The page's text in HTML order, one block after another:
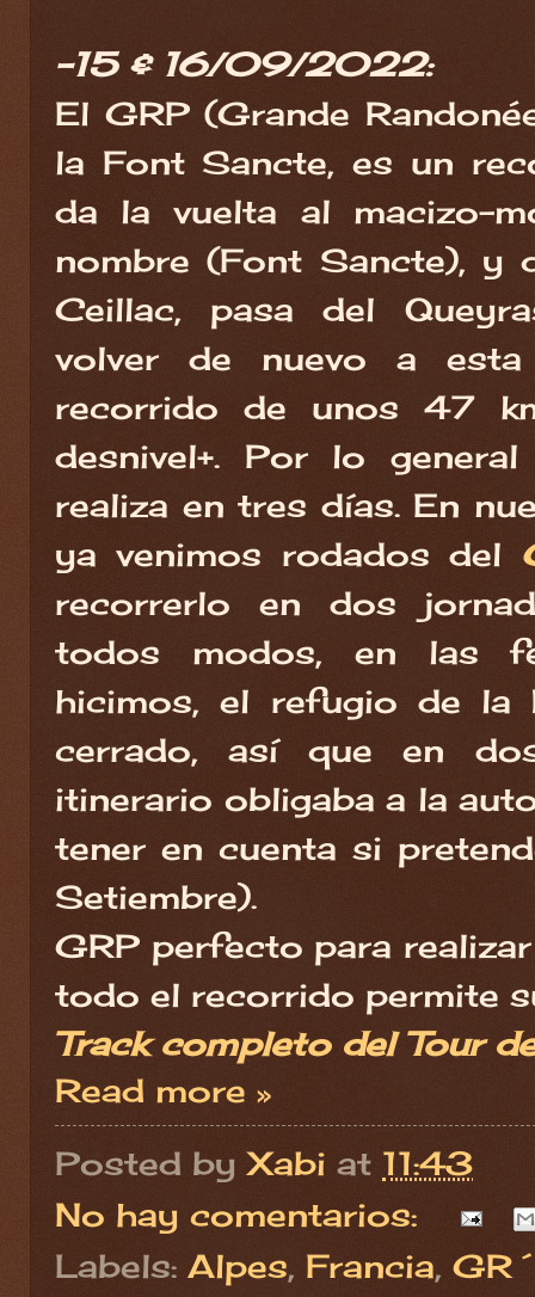
-15 & 16/09/2022:
El GRP (Grande
la Font Sancte, es un
da la vuelta al macizo-
nombre (Font Sancte), y
Ceillac, pasa del
volver de nuevo a
recorrido de unos 47
desnivel+. Por lo
realiza en tres días. En
ya venimos rodados del
recorrerlo en dos
todos modos, en las
hicimos, el refugio de la
cerrado, así que en
itinerario obligaba a la
tener en cuenta si
Setiembre).
GRP perfecto para
todo el recorrido permite
Track completo del Tour
Read more »
Posted byXabi at 11:43
No hay comentarios:
Labels: Alpes, Francia,